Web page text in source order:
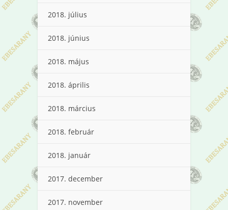
2018. július
2018. június
2018. május
2018. április
2018. március
2018. február
2018. január
2017. december
2017. november